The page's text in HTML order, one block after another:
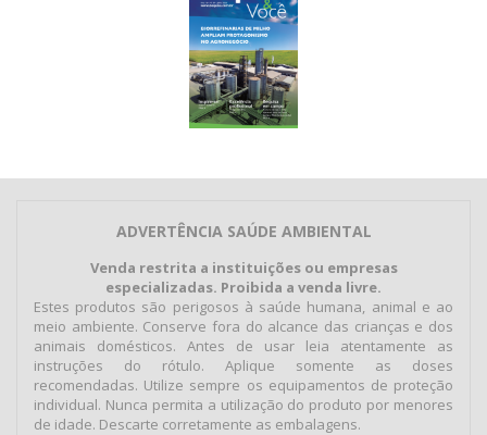
ADVERTÊNCIA SAÚDE AMBIENTAL
Venda restrita a instituições ou empresas
especializadas. Proibida a venda livre.
Estes produtos são perigosos à saúde humana, animal e ao
meio ambiente. Conserve fora do alcance das crianças e dos
animais domésticos. Antes de usar leia atentamente as
instruções do rótulo. Aplique somente as doses
recomendadas. Utilize sempre os equipamentos de proteção
individual. Nunca permita a utilização do produto por menores
de idade. Descarte corretamente as embalagens.